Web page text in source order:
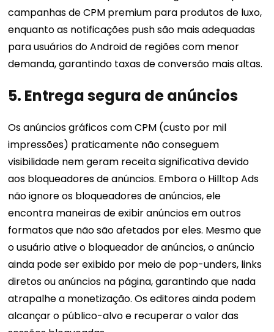
campanhas de CPM premium para produtos de luxo,
enquanto as notificações push são mais adequadas
para usuários do Android de regiões com menor
demanda, garantindo taxas de conversão mais altas.
5. Entrega segura de anúncios
Os anúncios gráficos com CPM (custo por mil
impressões) praticamente não conseguem
visibilidade nem geram receita significativa devido
aos bloqueadores de anúncios. Embora o Hilltop Ads
não ignore os bloqueadores de anúncios, ele
encontra maneiras de exibir anúncios em outros
formatos que não são afetados por eles. Mesmo que
o usuário ative o bloqueador de anúncios, o anúncio
ainda pode ser exibido por meio de pop-unders, links
diretos ou anúncios na página, garantindo que nada
atrapalhe a monetização. Os editores ainda podem
alcançar o público-alvo e recuperar o valor das